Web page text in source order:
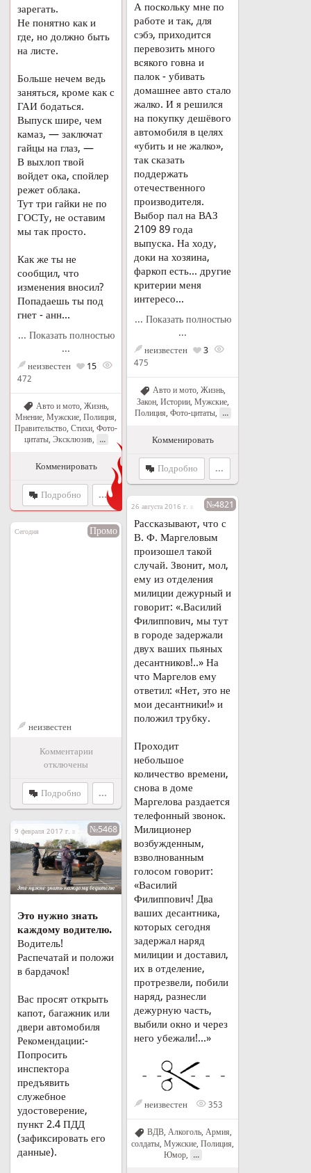
А поскольку мне по
работе и так, для
сэбэ, приходится
перевозить много
всякого говна и
палок - убивать
домашнее авто стало
жалко. И я решился
на покупку дешёвого
автомобиля в целях
«убить и не жалко»,
так сказать
поддержать
отечественного
производителя.
Выбор пал на ВАЗ
2109 89 года
выпуска. На ходу,
доки на хозяина,
фаркоп есть... другие
критерии меня
интересо...
... Показать полностью
...
неизвестен 3
475
Авто и мото, Жизнь,
Закон, Истории, Мужские,
Полиция Фото-цитаты, ...
Комменировать
Подробно ...
зарегать.
Не понятно как и
где, но должно быть
на листе.
Больше нечем ведь
заняться, кроме как с
ГАИ бодаться.
Выпуск шире, чем
камаз, — заключат
гайцы на глаз, —
В выхлоп твой
войдет ока, спойлер
режет облака.
Тут три гайки не по
ГОСТу, не оставим
мы так просто.
Как же ты не
сообщил, что
изменения вносил?
Попадаешь ты под
гнет - анн...
... Показать полностью
...
неизвестен 15
472
Авто и мото Жизнь
Мнение, Мужские, Полиция,
Правительство, Стихи, Фото-
цитаты, Эксклюзив, ...
Комменировать
Подробно ...
26 августа 2016 г. в 18:33№4821
Рассказывают, что с
В. Ф. Маргеловым
произошел такой
случай. Звонит, мол,
ему из отделения
милиции дежурный и
говорит: «.Василий
Филиппович, мы тут
в городе задержали
двух ваших пьяных
десантников!..» На
что Маргелов ему
ответил: «Нет, это не
мои десантники!» и
положил трубку.
Проходит
небольшое
количество времени,
снова в доме
Маргелова раздается
телефонный звонок.
Милиционер
возбужденным,
взволнованным
голосом говорит:
«Василий
Филиппович! Два
ваших десантника,
которых сегодня
задержал наряд
милиции и доставил,
их в отделение,
протрезвели, побили
наряд, разнесли
дежурную часть,
выбили окно и через
него убежали!...»
неизвестен 353
ВДВ, Алкоголь, Армия,
солдаты, Мужские, Полиция,
Юмор, ...
Сегодня Промо
неизвестен
Комментарии
отключены
Подробно ...
9 февраля 2017 г. в 20:05№5468
Это нужно знать
каждому водителю.
Водитель!
Распечатай и положи
в бардачок!
Вас просят открыть
капот, багажник или
двери автомобиля
Рекомендации:-
Попросить
инспектора
предъявить
служебное
удостоверение,
пункт 2.4 ПДД
(зафиксировать его
данные).